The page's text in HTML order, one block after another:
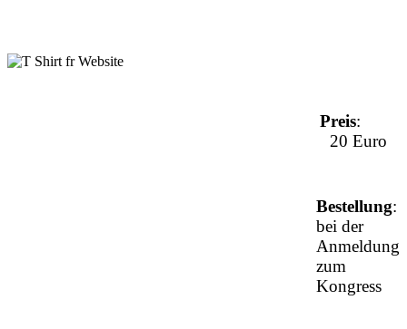
Preis:
20 Euro
Bestellung:
bei der
Anmeldung
zum
Kongress